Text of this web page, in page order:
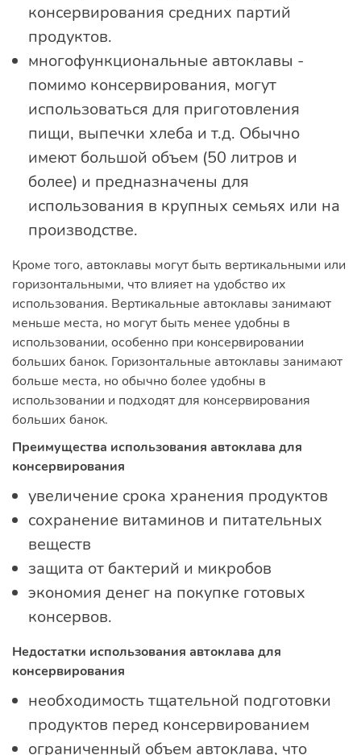
консервирования средних партий
продуктов.
многофункциональные автоклавы -
помимо консервирования, могут
использоваться для приготовления
пищи, выпечки хлеба и т.д. Обычно
имеют большой объем (50 литров и
более) и предназначены для
использования в крупных семьях или на
производстве.
Кроме того, автоклавы могут быть вертикальными или
горизонтальными, что влияет на удобство их
использования. Вертикальные автоклавы занимают
меньше места, но могут быть менее удобны в
использовании, особенно при консервировании
больших банок. Горизонтальные автоклавы занимают
больше места, но обычно более удобны в
использовании и подходят для консервирования
больших банок.
Преимущества использования автоклава для
консервирования
увеличение срока хранения продуктов
сохранение витаминов и питательных
веществ
защита от бактерий и микробов
экономия денег на покупке готовых
консервов.
Недостатки использования автоклава для
консервирования
необходимость тщательной подготовки
продуктов перед консервированием
ограниченный объем автоклава, что